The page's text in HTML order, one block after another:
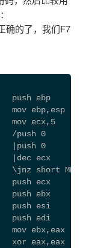
确的了，我们F7
push ebp
mov ebp,esp
mov ecx,5
/push 0
|push 0
|dec ecx
\jnz short
push ecx
push ebx
push esi
push edi
mov ebx,eax
xor eax,eax